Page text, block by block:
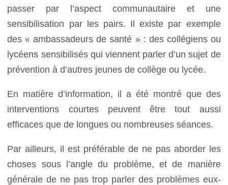
passer par l’aspect communautaire et une
sensibilisation par les pairs. Il existe par exemple
des « ambassadeurs de santé » : des collégiens ou
lycéens sensibilisés qui viennent parler d’un sujet de
prévention à d’autres jeunes de collège ou lycée.
En matière d’information, il a été montré que des
interventions courtes peuvent être tout aussi
efficaces que de longues ou nombreuses séances.
Par ailleurs, il est préférable de ne pas aborder les
choses sous l’angle du problème, et de manière
générale de ne pas trop parler des problèmes eux-